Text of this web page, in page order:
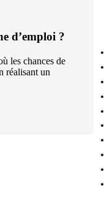
d’emploi ?
les chances de
réalisant un